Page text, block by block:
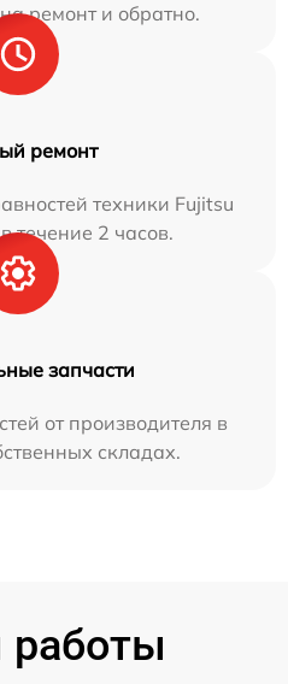
ремонт и обратно.
ремонт
техники Fujitsu
течение 2 часов.
запчасти
от производителя в
складах.